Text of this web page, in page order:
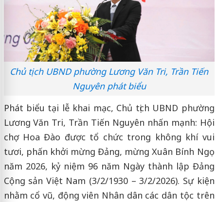
Chủ tịch UBND phường Lương Văn Tri, Trần Tiến
Nguyên phát biểu
Phát biểu tại lễ khai mạc, Chủ tịch UBND phường
Lương Văn Tri, Trần Tiến Nguyên nhấn mạnh: Hội
chợ Hoa Đào được tổ chức trong không khí vui
tươi, phấn khởi mừng Đảng, mừng Xuân Bính Ngọ
năm 2026, kỷ niệm 96 năm Ngày thành lập Đảng
Cộng sản Việt Nam (3/2/1930 – 3/2/2026). Sự kiện
nhằm cổ vũ, động viên Nhân dân các dân tộc trên